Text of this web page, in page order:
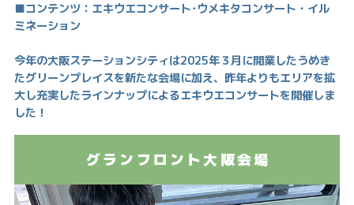
■コンテンツ：エキウエコンサート･ウメキタコンサート・イル
ミネーション
今年の大阪ステーションシティは2025年３月に開業したうめき
たグリーンプレイスを新たな会場に加え、昨年よりもエリアを拡
大し充実したラインナップによるエキウエコンサートを開催しま
した！
グランフロント大阪会場